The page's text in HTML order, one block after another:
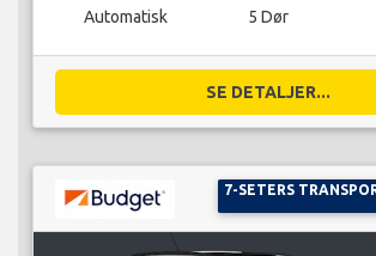
Automatisk 5 Dør
SE DETALJER...
7-SETERS